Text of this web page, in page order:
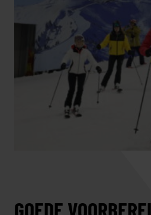
GOEDE